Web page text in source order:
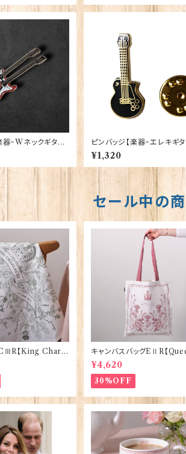
器=Wネックギタ
ピンバッジ【楽器=エレキギ
¥1,320
セール中の
CⅢR【King Charle
】Victoria Egg
キャンバスバッグEⅡR【
izabethⅡ
Victoria Eggs 90332
¥4,620
30%OFF